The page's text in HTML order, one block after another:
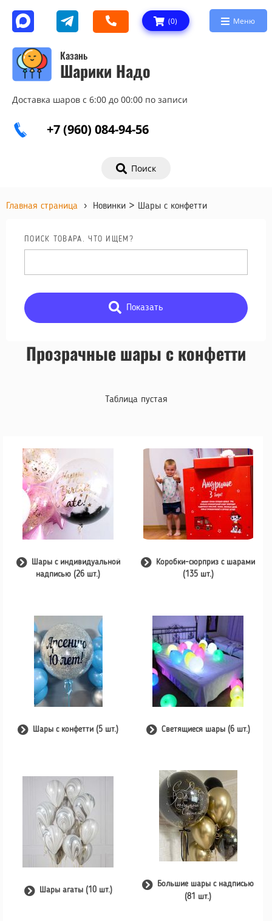
(0) Меню
Казань
Шарики Надо
Доставка шаров с 6:00 до 00:00 по записи
+7 (960) 084-94-56
Поиск
Главная страница › Новинки > Шары с конфетти
ПОИСК ТОВАРА. ЧТО ИЩЕМ?
Показать
Прозрачные шары с конфетти
Таблица пустая
Шары с индивидуальной
надписью (26 шт.)
Коробки-сюрприз с шарами
(135 шт.)
Шары с конфетти (5 шт.) Светящиеся шары (6 шт.)
Шары агаты (10 шт.)
Большие шары с надписью
(81 шт.)